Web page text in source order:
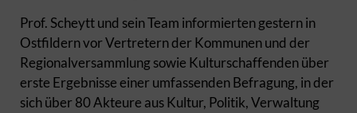
Prof. Scheytt und sein Team informierten gestern in
Ostfildern vor Vertretern der Kommunen und der
Regionalversammlung sowie Kulturschaffenden über
erste Ergebnisse einer umfassenden Befragung, in der
sich über 80 Akteure aus Kultur, Politik, Verwaltung